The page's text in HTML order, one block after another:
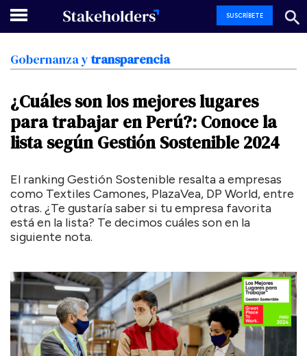
SUSCRÍBETE
Gobernanzay transparencia
¿Cuáles sonlosmejoreslugares
paratrabajar enPerú?: Conocela
lista según Gestión Sostenible 2024
El ranking Gestión Sostenible resalta a empresas
como Textiles Camones, PlazaVea, DP World, entre
otras. ¿Te gustaría saber si tu empresa favorita
está en la lista? Te decimos cuáles son en la
siguiente nota.